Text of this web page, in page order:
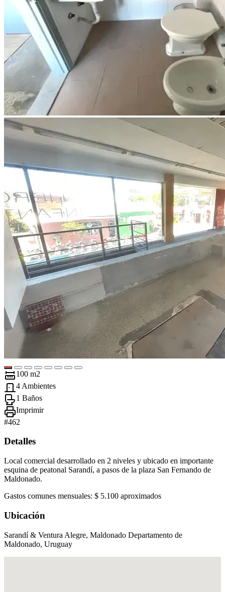
100 m2
4 Ambientes
1 Baños
Imprimir
#462
Detalles
Local comercial desarrollado en 2 niveles y ubicado en importante
esquina de peatonal Sarandí, a pasos de la plaza San Fernando de
Maldonado.
Gastos comunes mensuales: $ 5.100 aproximados
Ubicación
Sarandí & Ventura Alegre, Maldonado Departamento de
Maldonado, Uruguay